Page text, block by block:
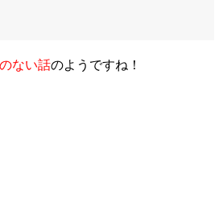
ない話のようですね！